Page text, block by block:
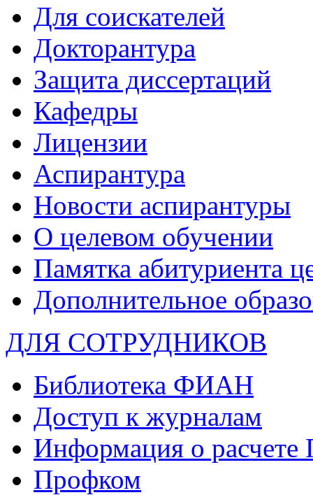
Для соискателей
Докторантура
Защита диссертаций
Кафедры
Лицензии
Аспирантура
Новости аспирантуры
О целевом обучении
Памятка абитуриента
Дополнительное
ДЛЯ СОТРУДНИКОВ
Библиотека ФИАН
Доступ к журналам
Информация о
Профком